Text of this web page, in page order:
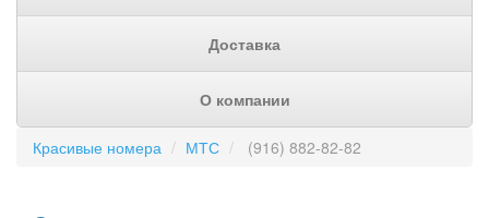
Доставка
О компании
Красивые номера МТС (916) 882-82-82